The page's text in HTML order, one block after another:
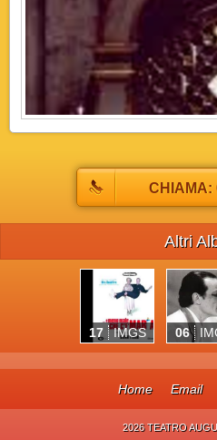
CHIAMA:
Altri
17 IMGS 06
Home Email
2026 TEATRO